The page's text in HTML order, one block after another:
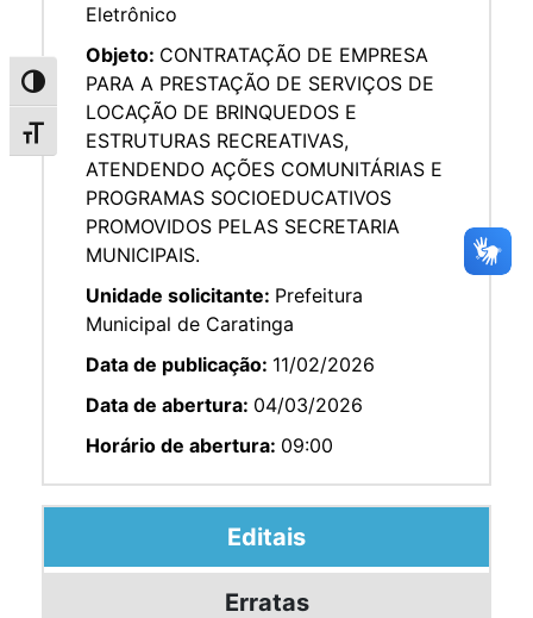
Alternar alto contraste
Alternar tamanho da fonte
Eletrônico
Objeto: CONTRATAÇÃO DE EMPRESA
PARA A PRESTAÇÃO DE SERVIÇOS DE
LOCAÇÃO DE BRINQUEDOS E
ESTRUTURAS RECREATIVAS,
ATENDENDO AÇÕES COMUNITÁRIAS E
PROGRAMAS SOCIOEDUCATIVOS
PROMOVIDOS PELAS SECRETARIA
MUNICIPAIS.
Unidade solicitante: Prefeitura
Municipal de Caratinga
Data de publicação: 11/02/2026
Data de abertura: 04/03/2026
Horário de abertura: 09:00
Editais
Erratas